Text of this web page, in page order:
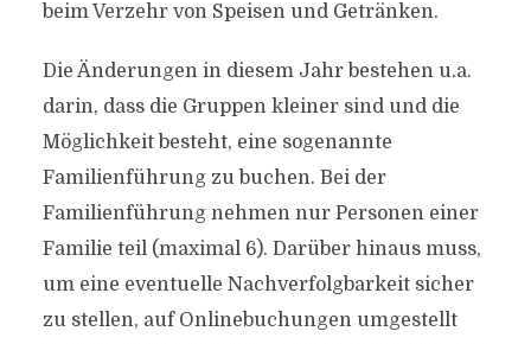
beim Verzehr von Speisen und Getränken.
Die Änderungen in diesem Jahr bestehen u.a.
darin, dass die Gruppen kleiner sind und die
Möglichkeit besteht, eine sogenannte
Familienführung zu buchen. Bei der
Familienführung nehmen nur Personen einer
Familie teil (maximal 6). Darüber hinaus muss,
um eine eventuelle Nachverfolgbarkeit sicher
zu stellen, auf Onlinebuchungen umgestellt